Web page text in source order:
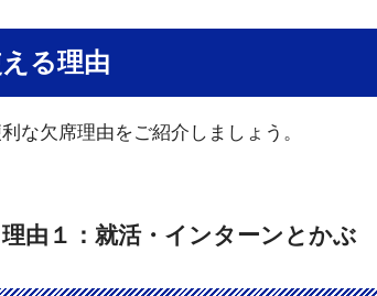
る理由
な欠席理由をご紹介しましょう。
由１：就活・インターンとかぶ